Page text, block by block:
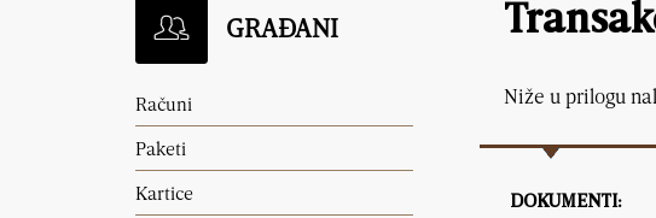
GRAĐANI
Računi
Paketi
Kartice
Niže u prilogu
DOKUMENTI: